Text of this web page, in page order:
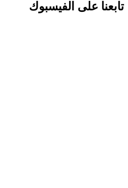
تابعنا على الفيسبوك